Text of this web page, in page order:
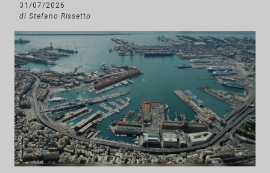
31/07/2026
di Stefano Rissetto